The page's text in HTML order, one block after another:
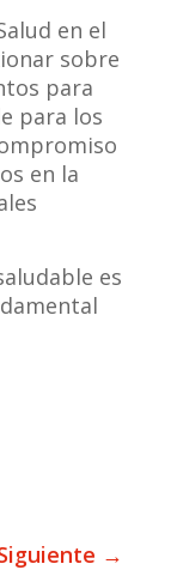
en el
sobre
para
para los
en la
es
→